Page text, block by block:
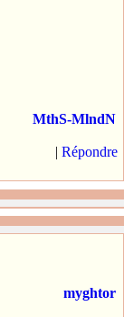
MthS-MlndN
| Répondre
myghtor